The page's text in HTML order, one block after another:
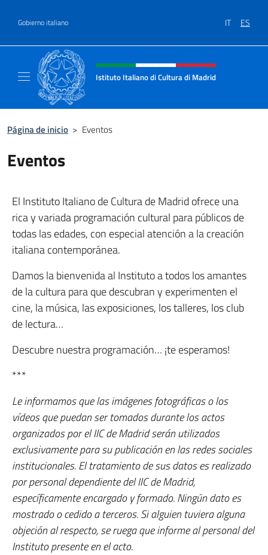
Gobierno italiano IT ES
Encabezado del sitio web,
Istituto Italiano di Cultura di Madrid
Página de inicio > Eventos
Eventos
El Instituto Italiano de Cultura de Madrid ofrece una
rica y variada programación cultural para públicos de
todas las edades, con especial atención a la creación
italiana contemporánea.
Damos la bienvenida al Instituto a todos los amantes
de la cultura para que descubran y experimenten el
cine, la música, las exposiciones, los talleres, los club
de lectura…
Descubre nuestra programación… ¡te esperamos!
***
Le informamos que las imágenes fotográficas o los
vídeos que puedan ser tomados durante los actos
organizados por el IIC de Madrid serán utilizados
exclusivamente para su publicación en las redes sociales
institucionales.El tratamiento de sus datos es realizado
por personal dependiente del IIC de Madrid,
específicamente encargado y formado. Ningún dato es
mostrado o cedido a terceros.Si alguien tuviera alguna
objeción al respecto, se ruega que informe al personal del
Instituto presente en el acto.